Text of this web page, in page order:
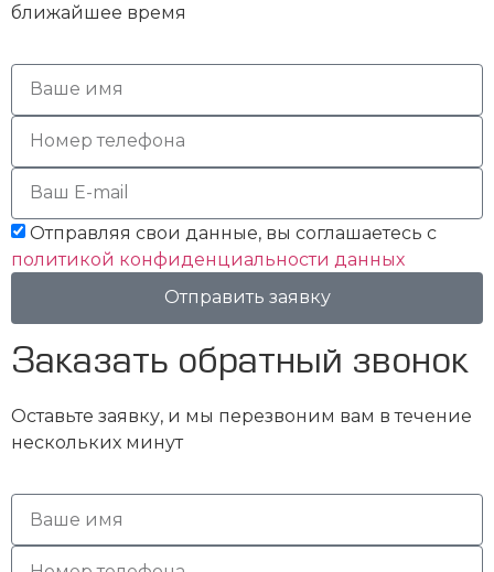
ближайшее время
Отправляя свои данные, вы соглашаетесь с
политикой конфиденциальности данных
Отправить заявку
Заказать обратный звонок
Оставьте заявку, и мы перезвоним вам в течение
нескольких минут